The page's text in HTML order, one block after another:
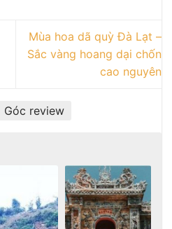
Mùa hoa dã quỳ Đà Lạt –
Sắc vàng hoang dại chốn
cao nguyên
Góc review